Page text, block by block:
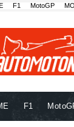
F1 MotoGP
F1